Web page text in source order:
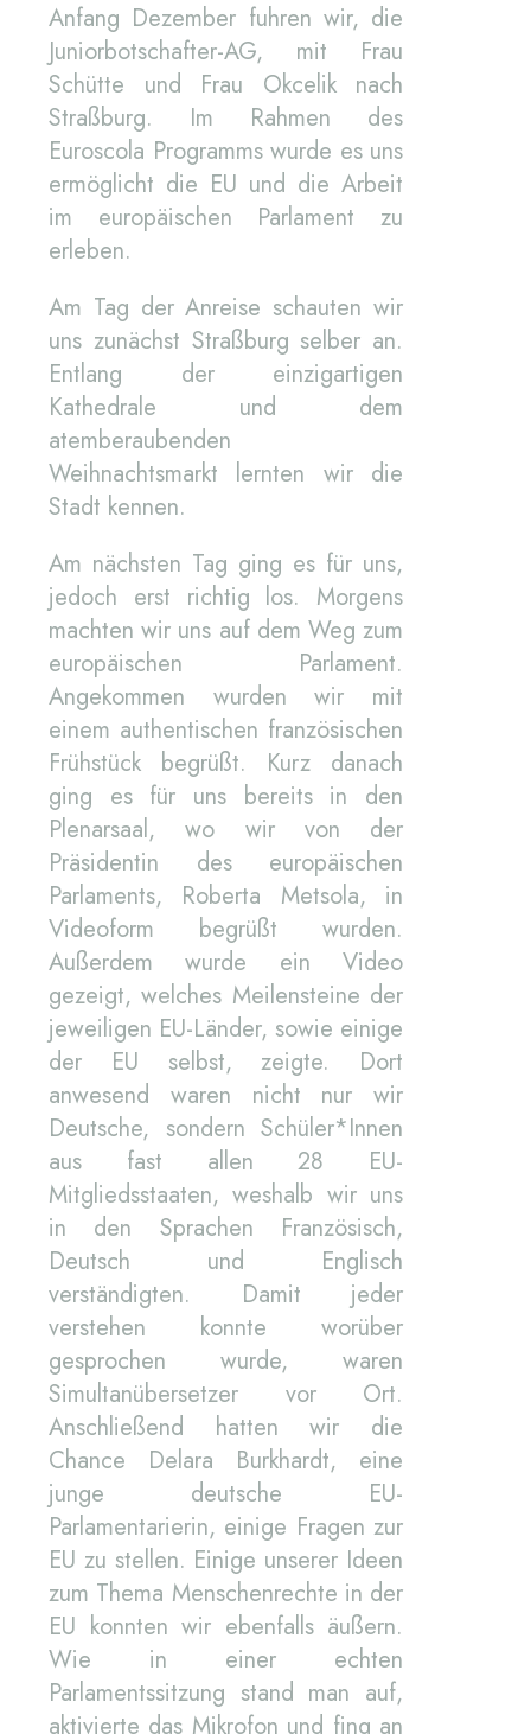
Anfang Dezember fuhren wir, die
Juniorbotschafter-AG, mit Frau
Schütte und Frau Okcelik nach
Straßburg. Im Rahmen des
Euroscola Programms wurde es uns
ermöglicht die EU und die Arbeit
im europäischen Parlament zu
erleben.
Am Tag der Anreise schauten wir
uns zunächst Straßburg selber an.
Entlang der einzigartigen
Kathedrale und dem
atemberaubenden
Weihnachtsmarkt lernten wir die
Stadt kennen.
Am nächsten Tag ging es für uns,
jedoch erst richtig los. Morgens
machten wir uns auf dem Weg zum
europäischen Parlament.
Angekommen wurden wir mit
einem authentischen französischen
Frühstück begrüßt. Kurz danach
ging es für uns bereits in den
Plenarsaal, wo wir von der
Präsidentin des europäischen
Parlaments, Roberta Metsola, in
Videoform begrüßt wurden.
Außerdem wurde ein Video
gezeigt, welches Meilensteine der
jeweiligen EU-Länder, sowie einige
der EU selbst, zeigte. Dort
anwesend waren nicht nur wir
Deutsche, sondern Schüler*Innen
aus fast allen 28 EU-
Mitgliedsstaaten, weshalb wir uns
in den Sprachen Französisch,
Deutsch und Englisch
verständigten. Damit jeder
verstehen konnte worüber
gesprochen wurde, waren
Simultanübersetzer vor Ort.
Anschließend hatten wir die
Chance Delara Burkhardt, eine
junge deutsche EU-
Parlamentarierin, einige Fragen zur
EU zu stellen. Einige unserer Ideen
zum Thema Menschenrechte in der
EU konnten wir ebenfalls äußern.
Wie in einer echten
Parlamentssitzung stand man auf,
aktivierte das Mikrofon und fing an